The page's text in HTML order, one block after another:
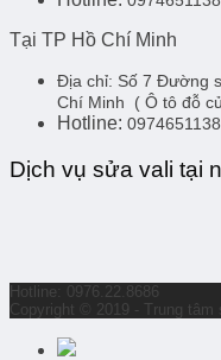
Tại TP Hồ Chí Minh
Địa chỉ: Số 7 Đường
Chí Minh ( Ô tô đỗ
Hotline:
Dịch vụ sửa vali tại
Hotline: 0976.22.8686
Copyright © 2019 - Trung